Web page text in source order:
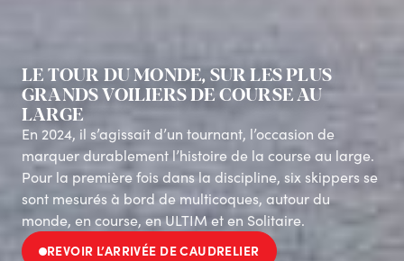
LE TOUR DU MONDE, SUR LES PLUS
GRANDS VOILIERS DE COURSE AU
LARGE
En 2024, il s’agissait d’un tournant, l’occasion de
marquer durablement l’histoire de la course au large.
Pour la première fois dans la discipline, six skippers se
sont mesurés à bord de multicoques, autour du
monde, en course, en ULTIM et en Solitaire.
REVOIR L’ARRIVÉE DE CAUDRELIER